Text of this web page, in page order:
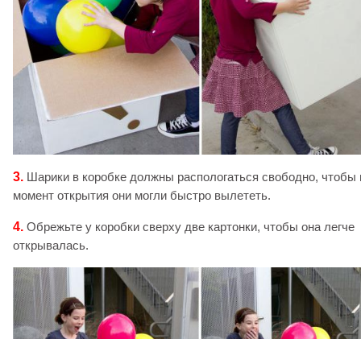
3. Шарики в коробке должны распологаться свободно, чтобы
момент открытия они могли быстро вылететь.
4. Обрежьте у коробки сверху две картонки, чтобы она легче
открывалась.